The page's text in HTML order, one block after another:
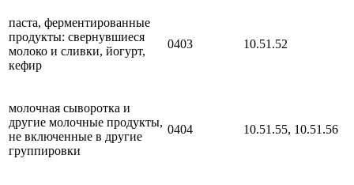
паста, ферментированные
продукты: свернувшиеся
молоко и сливки, йогурт,
кефир
0403 10.51.52
молочная сыворотка и
другие молочные продукты,
не включенные в другие
группировки
0404 10.51.55, 10.51.56